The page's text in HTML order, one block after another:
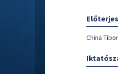
China Tibor